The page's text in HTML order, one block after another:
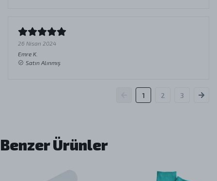
26 Nisan 2024
Emre K.
Satın Alınmış
1 2 3
Benzer Ürünler